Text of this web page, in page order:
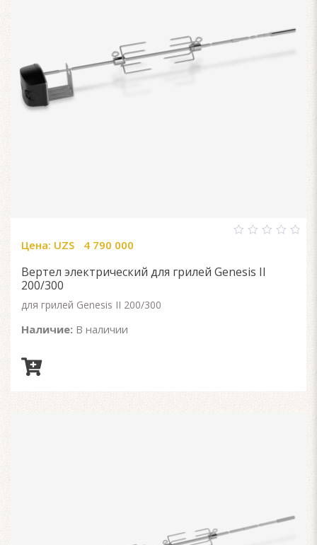
5
Цена: UZS 4 790 000
Вертел электрический для грилей Genesis II
200/300
для грилей Genesis II 200/300
Наличие: В наличии